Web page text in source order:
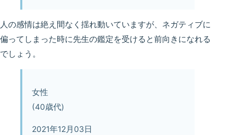
人の感情は絶え間なく揺れ動いていますが、ネガティブに
偏ってしまった時に先生の鑑定を受けると前向きになれる
でしょう。
女性
(40歳代)
2021年12月03日